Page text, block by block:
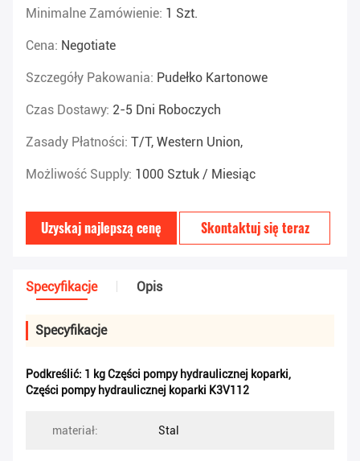
Minimalne Zamówienie: 1 Szt.
Cena: Negotiate
Szczegóły Pakowania: Pudełko Kartonowe
Czas Dostawy: 2-5 Dni Roboczych
Zasady Płatności: T/T, Western Union,
Możliwość Supply: 1000 Sztuk / Miesiąc
Uzyskaj najlepszą cenę Skontaktuj się teraz
Specyfikacje Opis
Specyfikacje
Podkreślić: 1 kg Części pompy hydraulicznej koparki,
Części pompy hydraulicznej koparki K3V112
materiał: Stal